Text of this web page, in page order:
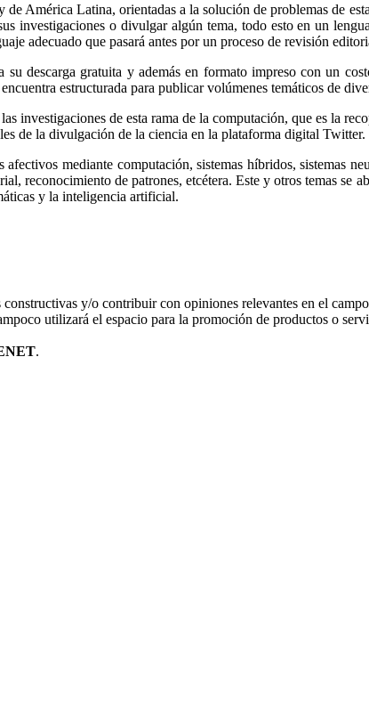
América Latina, orientadas a la solución de problemas de
investigaciones o divulgar algún tema, todo esto en un
adecuado que pasará antes por un proceso de revisión
descarga gratuita y además en formato impreso con un
estructurada para publicar volúmenes temáticos de
investigaciones de esta rama de la computación, que es la
de la divulgación de la ciencia en la plataforma digital Twitter.
mediante computación, sistemas híbridos, sistemas
reconocimiento de patrones, etcétera. Este y otros temas se
y la inteligencia artificial.
y/o contribuir con opiniones relevantes en el
utilizará el espacio para la promoción de productos o
.